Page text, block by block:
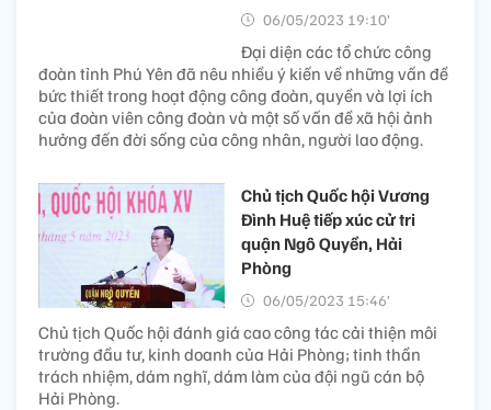
06/05/2023 19:10’
Đại diện các tổ chức công
đoàn tỉnh Phú Yên đã nêu nhiều ý kiến về những vấn đề
bức thiết trong hoạt động công đoàn, quyền và lợi ích
của đoàn viên công đoàn và một số vấn đề xã hội ảnh
hưởng đến đời sống của công nhân, người lao động.
Chủ tịch Quốc hội Vương
Đình Huệ tiếp xúc cử tri
quận Ngô Quyền, Hải
Phòng
06/05/2023 15:46’
Chủ tịch Quốc hội đánh giá cao công tác cải thiện môi
trường đầu tư, kinh doanh của Hải Phòng; tinh thần
trách nhiệm, dám nghĩ, dám làm của đội ngũ cán bộ
Hải Phòng.